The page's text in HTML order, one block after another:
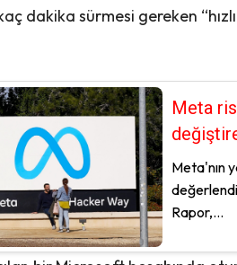
dakika sürmesi gereken
Meta
Meta'nın
Rapor,...